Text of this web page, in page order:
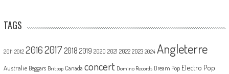
TAGS
2011 2012 20162017 2018 2019 2020 2021 2022 2023 2024 Angleterre
Australie Beggars Britpop Canada concert Domino Records Dream Pop Electro Pop